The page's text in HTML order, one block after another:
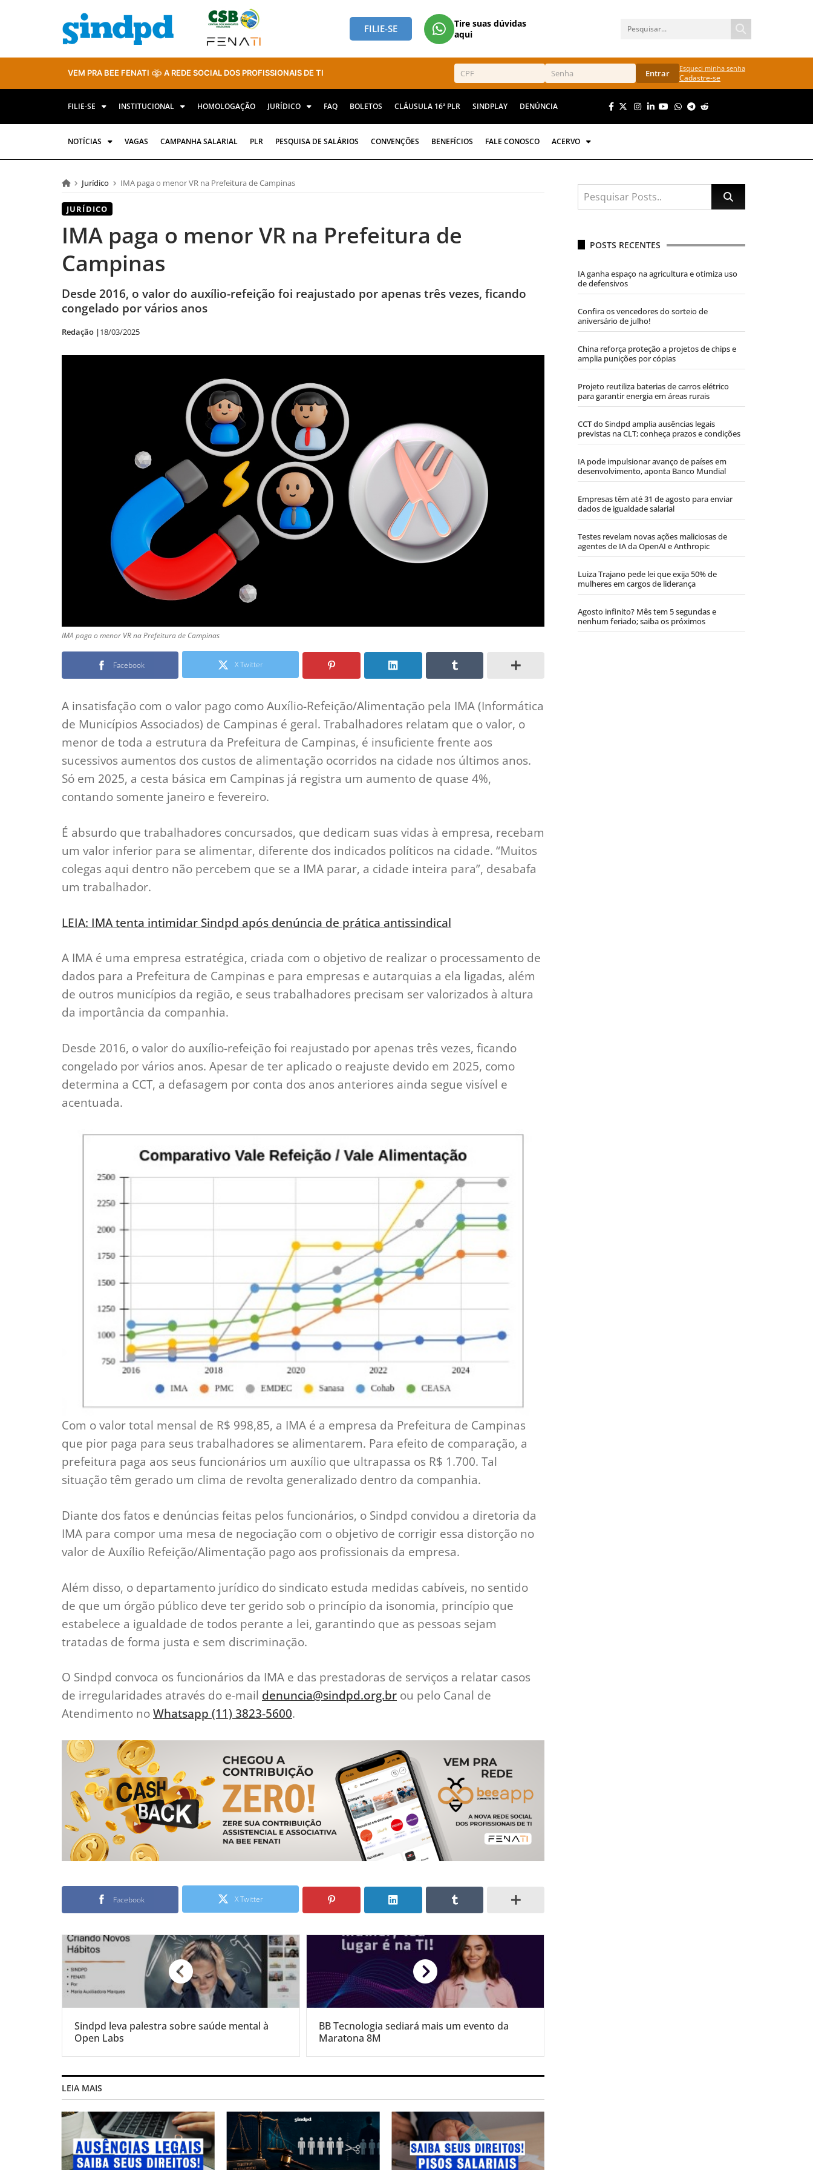
FILIE-SE
Tire suas dúvidas
aqui
VEM PRA BEE FENATI A REDE SOCIAL DOS PROFISSIONAIS DE TI Entrar Esqueci minha senha
Cadastre-se
FILIE-SE INSTITUCIONAL HOMOLOGAÇÃO JURÍDICO FAQ BOLETOS CLÁUSULA 16ª PLR SINDPLAY DENÚNCIA
NOTÍCIAS VAGAS CAMPANHA SALARIAL PLR PESQUISA DE SALÁRIOS CONVENÇÕES BENEFÍCIOS FALE CONOSCO ACERVO
Jurídico IMA paga o menor VR na Prefeitura de Campinas
JURÍDICO
IMA paga o menor VR na Prefeitura de
Campinas
Desde 2016, o valor do auxílio-refeição foi reajustado por apenas três vezes, ficando
congelado por vários anos
Redação |18/03/2025
IMA paga o menor VR na Prefeitura de Campinas
Facebook X Twitter
A insatisfação com o valor pago como Auxílio-Refeição/Alimentação pela IMA (Informática
de Municípios Associados) de Campinas é geral. Trabalhadores relatam que o valor, o
menor de toda a estrutura da Prefeitura de Campinas, é insuficiente frente aos
sucessivos aumentos dos custos de alimentação ocorridos na cidade nos últimos anos.
Só em 2025, a cesta básica em Campinas já registra um aumento de quase 4%,
contando somente janeiro e fevereiro.
É absurdo que trabalhadores concursados, que dedicam suas vidas à empresa, recebam
um valor inferior para se alimentar, diferente dos indicados políticos na cidade. “Muitos
colegas aqui dentro não percebem que se a IMA parar, a cidade inteira para”, desabafa
um trabalhador.
LEIA: IMA tenta intimidar Sindpd após denúncia de prática antissindical
A IMA é uma empresa estratégica, criada com o objetivo de realizar o processamento de
dados para a Prefeitura de Campinas e para empresas e autarquias a ela ligadas, além
de outros municípios da região, e seus trabalhadores precisam ser valorizados à altura
da importância da companhia.
Desde 2016, o valor do auxílio-refeição foi reajustado por apenas três vezes, ficando
congelado por vários anos. Apesar de ter aplicado o reajuste devido em 2025, como
determina a CCT, a defasagem por conta dos anos anteriores ainda segue visível e
acentuada.
Com o valor total mensal de R$ 998,85, a IMA é a empresa da Prefeitura de Campinas
que pior paga para seus trabalhadores se alimentarem. Para efeito de comparação, a
prefeitura paga aos seus funcionários um auxílio que ultrapassa os R$ 1.700. Tal
situação têm gerado um clima de revolta generalizado dentro da companhia.
Diante dos fatos e denúncias feitas pelos funcionários, o Sindpd convidou a diretoria da
IMA para compor uma mesa de negociação com o objetivo de corrigir essa distorção no
valor de Auxílio Refeição/Alimentação pago aos profissionais da empresa.
Além disso, o departamento jurídico do sindicato estuda medidas cabíveis, no sentido
de que um órgão público deve ter gerido sob o princípio da isonomia, princípio que
estabelece a igualdade de todos perante a lei, garantindo que as pessoas sejam
tratadas de forma justa e sem discriminação.
O Sindpd convoca os funcionários da IMA e das prestadoras de serviços a relatar casos
de irregularidades através do e-mail denuncia@sindpd.org.br ou pelo Canal de
Atendimento noWhatsapp (11) 3823-5600.
Facebook X Twitter
Sindpd leva palestra sobre saúde mental à
Open Labs
BB Tecnologia sediará mais um evento da
Maratona 8M
LEIA MAIS
POSTS RECENTES
IA ganha espaço na agricultura e otimiza uso
de defensivos
Confira os vencedores do sorteio de
aniversário de julho!
China reforça proteção a projetos de chips e
amplia punições por cópias
Projeto reutiliza baterias de carros elétrico
para garantir energia em áreas rurais
CCT do Sindpd amplia ausências legais
previstas na CLT; conheça prazos e condições
IA pode impulsionar avanço de países em
desenvolvimento, aponta Banco Mundial
Empresas têm até 31 de agosto para enviar
dados de igualdade salarial
Testes revelam novas ações maliciosas de
agentes de IA da OpenAI e Anthropic
Luiza Trajano pede lei que exija 50% de
mulheres em cargos de liderança
Agosto infinito? Mês tem 5 segundas e
nenhum feriado; saiba os próximos